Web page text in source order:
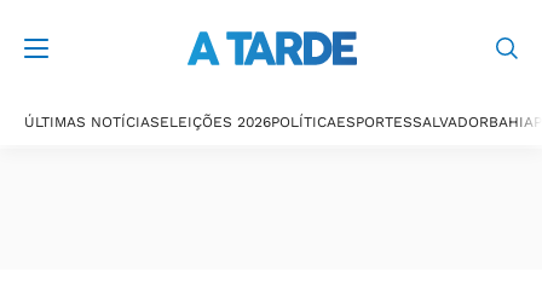
ÚLTIMAS NOTÍCIASELEIÇÕES 2026POLÍTICAESPORTESSALVADORBAHIA